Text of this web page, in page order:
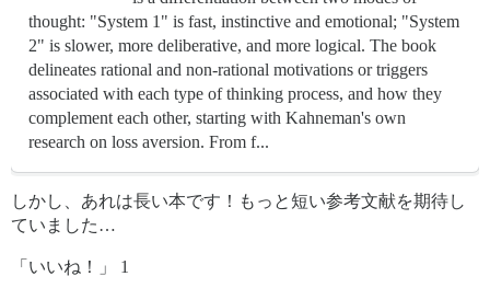
thought: "System 1" is fast, instinctive and emotional; "System
2" is slower, more deliberative, and more logical. The book
delineates rational and non-rational motivations or triggers
associated with each type of thinking process, and how they
complement each other, starting with Kahneman's own
research on loss aversion. From f...
しかし、あれは長い本です！もっと短い参考文献を期待し
ていました…
「いいね！」 1